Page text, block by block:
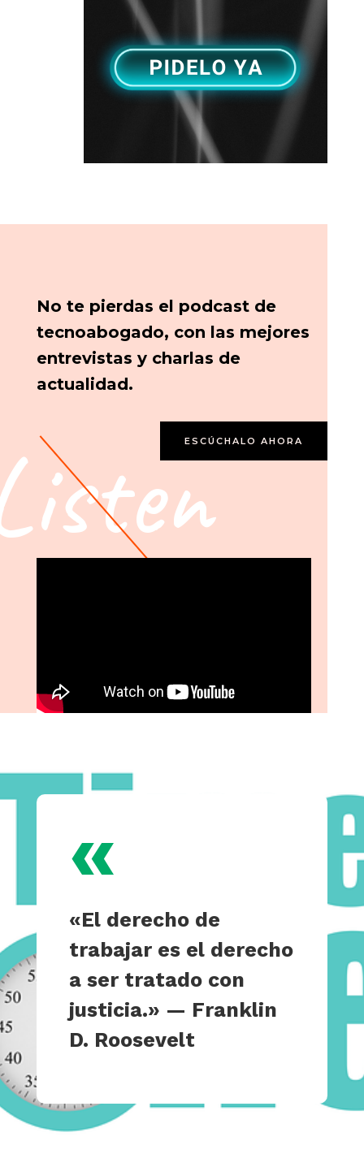
No te pierdas el podcast de
tecnoabogado, con las mejores
entrevistas y charlas de
actualidad.
ESCÚCHALO AHORA
«
«El derecho de
trabajar es el derecho
a ser tratado con
justicia.» — Franklin
D. Roosevelt